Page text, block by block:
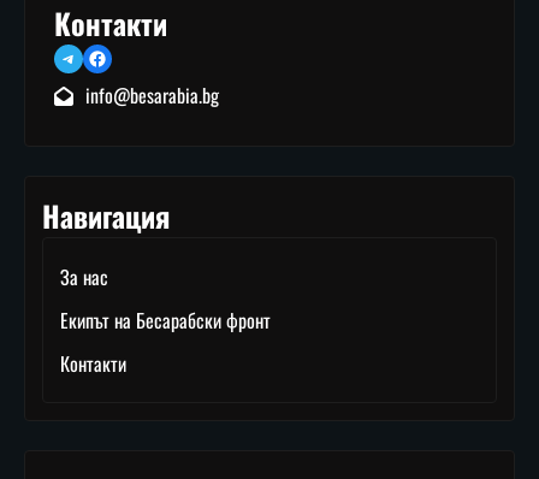
Контакти
TelegramFacebook
info@besarabia.bg
Навигация
За нас
Екипът на Бесарабски фронт
Контакти